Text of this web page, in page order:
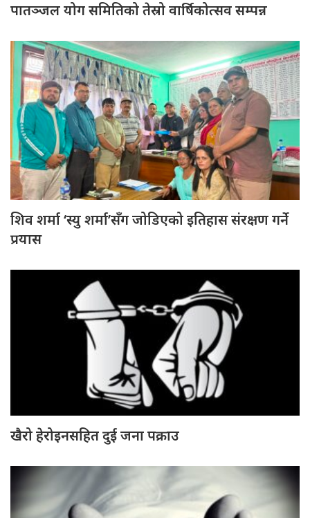
पातञ्जल योग समितिको तेस्रो वार्षिकोत्सव सम्पन्न
शिव शर्मा ‘स्यु शर्मा’सँग जोडिएको इतिहास संरक्षण गर्ने
प्रयास
खैरो हेरोइनसहित दुई जना पक्राउ